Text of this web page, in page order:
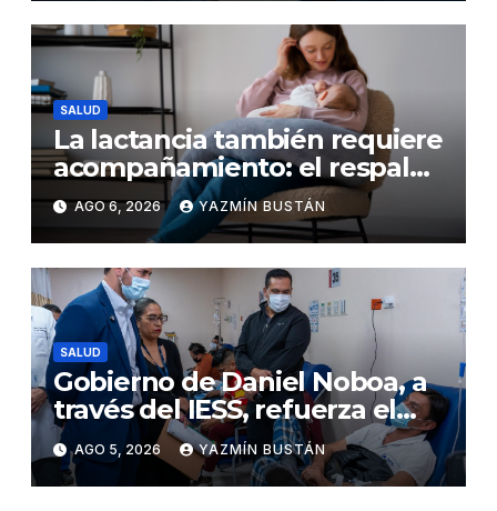
nefritis lúpica
SALUD
La lactancia también requiere
acompañamiento: el respaldo
que necesitan la madre y el
bebé
AGO 6, 2026 YAZMÍN BUSTÁN
SALUD
Gobierno de Daniel Noboa, a
través del IESS, refuerza el
abastecimiento de insulina
en 86 establecimientos de
salud
AGO 5, 2026 YAZMÍN BUSTÁN